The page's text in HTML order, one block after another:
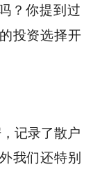
？你提到过
投资选择开
记录了散户
我们还特别